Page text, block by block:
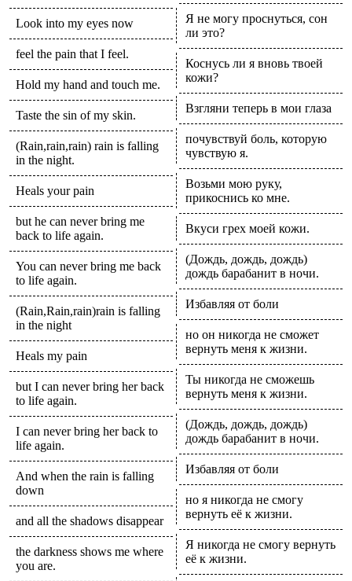
Look into my eyes now
feel the pain that I feel.
Hold my hand and touch me.
Taste the sin of my skin.
(Rain,rain,rain) rain is falling
in the night.
Heals your pain
but he can never bring me
back to life again.
You can never bring me back
to life again.
(Rain,Rain,rain)rain is falling
in the night
Heals my pain
but I can never bring her back
to life again.
I can never bring her back to
life again.
And when the rain is falling
down
and all the shadows disappear
the darkness shows me where
you are.
Я не могу проснуться, сон
ли это?
Коснусь ли я вновь твоей
кожи?
Взгляни теперь в мои глаза
почувствуй боль, которую
чувствую я.
Возьми мою руку,
прикоснись ко мне.
Вкуси грех моей кожи.
(Дождь, дождь, дождь)
дождь барабанит в ночи.
Избавляя от боли
но он никогда не сможет
вернуть меня к жизни.
Ты никогда не сможешь
вернуть меня к жизни.
(Дождь, дождь, дождь)
дождь барабанит в ночи.
Избавляя от боли
но я никогда не смогу
вернуть её к жизни.
Я никогда не смогу вернуть
её к жизни.